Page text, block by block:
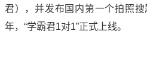
君），并发布国内第一个拍照搜
年，“学霸君1对1”正式上线。